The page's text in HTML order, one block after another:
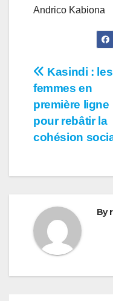
Andrico Kabiona
de
l’article
Kasindi : les
femmes en
première ligne
pour rebâtir la
cohésion
By